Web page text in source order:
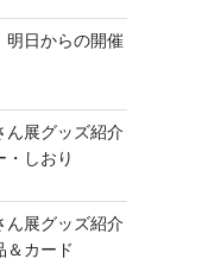
明日からの開催
ん展グッズ紹介
しおり
ん展グッズ紹介
カード